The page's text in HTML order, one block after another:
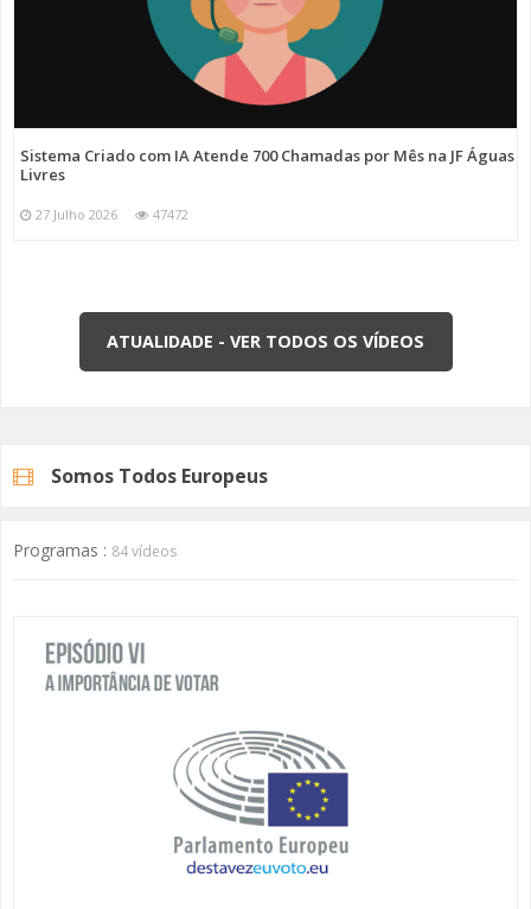
Sistema Criado com IA Atende 700 Chamadas por Mês na JF Águas
Livres
27 Julho 2026 47472
ATUALIDADE - VER TODOS OS VÍDEOS
Somos Todos Europeus
Programas : 84 vídeos